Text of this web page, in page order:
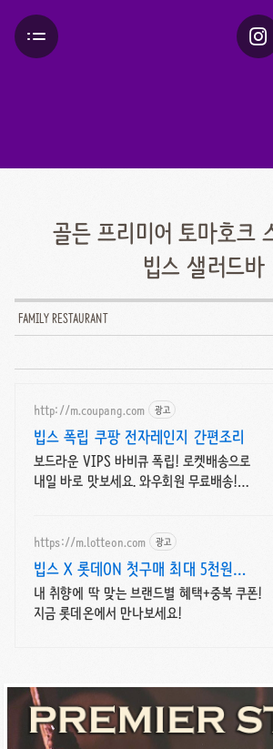
골든 프리미어 토마호크
빕스 샐러드바
FAMILY RESTAURANT
http://m.coupang.com 광고
빕스 폭립 쿠팡 전자레인지 간편조리
보드라운 VIPS 바비큐 폭립! 로켓배송으로
내일 바로 맛보세요. 와우회원 무료배송!
https://m.lotteon.com 광고
빕스 X 롯데ON 첫구매 최대 5천원
혜택!
내 취향에 딱 맞는 브랜드별 혜택+중복 쿠폰!
지금 롯데온에서 만나보세요!